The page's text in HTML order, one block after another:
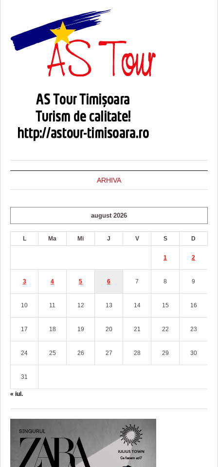
ARHIVA
august 2026
L Ma Mi J V S D
1 2
3 4 5 6 7 8 9
10 11 12 13 14 15 16
17 18 19 20 21 22 23
24 25 26 27 28 29 30
31
« iul.